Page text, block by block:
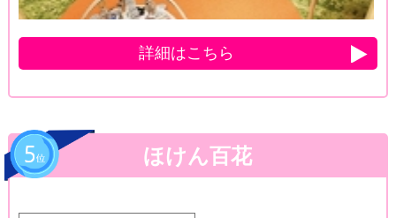
詳細はこちら
ほけん百花